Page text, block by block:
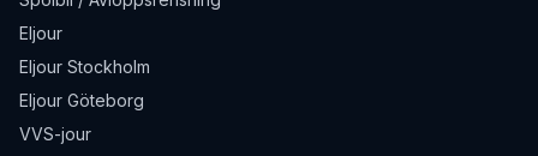
Eljour
Eljour Stockholm
Eljour Göteborg
VVS-jour